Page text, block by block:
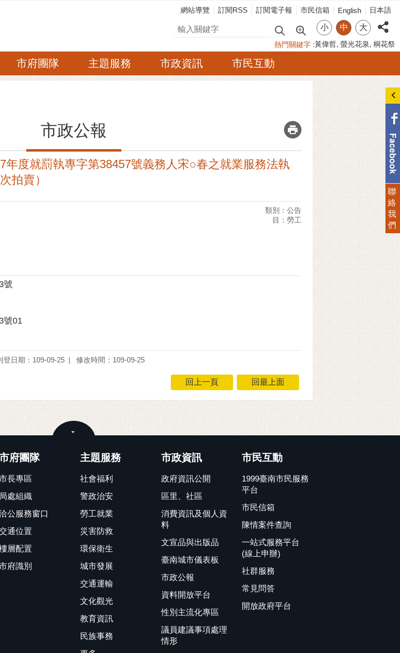
網站導覽 訂閱RSS 訂閱電子報 市民信箱 English 日本語
搜尋 小 中 大
熱門關鍵字 黃偉哲 螢光花泉 桐花祭
市府團隊 主題服務 市政資訊 市民互動
市政公報 _
年度就罰執專字第38457號義務人宋○春之就業服務法執
拍賣）
類別：公告
目：勞工
號
號01
登日期：109-09-25 修改時間：109-09-25
回上一頁 回最上面
府團隊
長專區
局處組織
公服務窗口
通位置
層配置
府識別
主題服務
社會福利
警政治安
勞工就業
災害防救
環保衛生
城市發展
交通運輸
文化觀光
教育資訊
民族事務
市政資訊
政府資訊公開
區里、社區
消費資訊及個人資
料
文宣品與出版品
臺南城市儀表板
市政公報
資料開放平台
性別主流化專區
議員建議事項處理
情形
市民互動
1999臺南市民服務
平台
市民信箱
陳情案件查詢
一站式服務平台
(線上申辦)
社群服務
常見問答
開放政府平台
聯
絡
我
們